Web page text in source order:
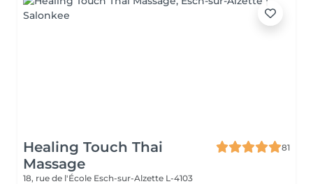
Healing Touch Thai
Massage
81
18, rue de l'École Esch-sur-Alzette L-4103